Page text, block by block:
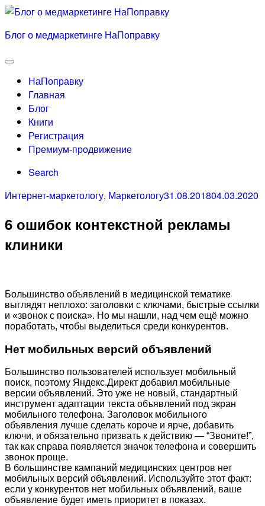
Skip
content
Блог о медмаркетинге НаПоправку
Menu
НаПоправку
Главная
Блог
Книги
Регистрация
Премиум-продвижение
Search
Categories
Интернет-маркетологу, МаркетологуPosted
31.08.201804.03.2020
6 ошибок контекстной рекламы
клиники
Большинство объявлений в медицинской тематике
выглядят неплохо: заголовки с ключами, быстрые ссылки
и «звонок с поиска». Но мы нашли, над чем ещё можно
поработать, чтобы выделиться среди конкурентов.
Нет мобильных версий объявлений
Большинство пользователей использует мобильный
поиск, поэтому Яндекс.Директ добавил мобильные
версии объявлений. Это уже не новый, стандартный
инструмент адаптации текста объявлений под экран
мобильного телефона. Заголовок мобильного
объявления лучше сделать короче и ярче, добавить
ключи, и обязательно призвать к действию — “Звоните!”,
так как справа появляется значок телефона и совершить
звонок проще.
В большинстве кампаний медицинских центров нет
мобильных версий объявлений. Используйте этот факт:
если у конкурентов нет мобильных объявлений, ваше
объявление будет иметь приоритет в показах.